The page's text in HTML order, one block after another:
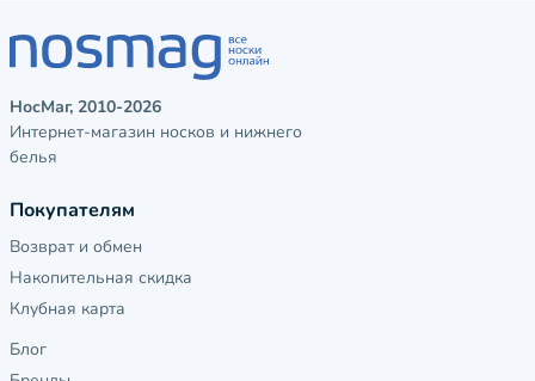
НосМаг, 2010-2026
Интернет-магазин носков и нижнего
белья
Покупателям
Возврат и обмен
Накопительная скидка
Клубная карта
Блог